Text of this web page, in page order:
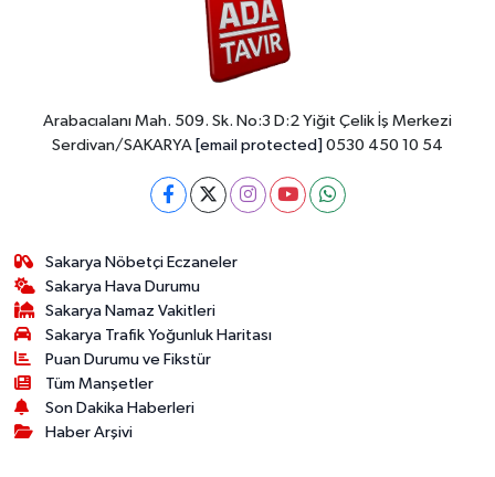
Arabacıalanı Mah. 509. Sk. No:3 D:2 Yiğit Çelik İş Merkezi
Serdivan/SAKARYA [email protected] 0530 450 10 54
Sakarya Nöbetçi Eczaneler
Sakarya Hava Durumu
Sakarya Namaz Vakitleri
Sakarya Trafik Yoğunluk Haritası
Puan Durumu ve Fikstür
Tüm Manşetler
Son Dakika Haberleri
Haber Arşivi